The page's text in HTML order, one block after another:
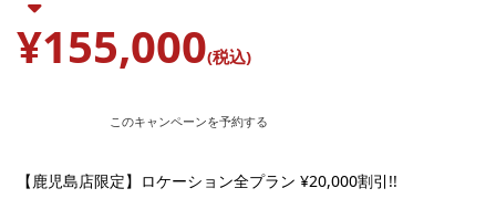
¥155,000(税込)
このキャンペーンを予約する
【鹿児島店限定】ロケーション全プラン ¥20,000割引!!